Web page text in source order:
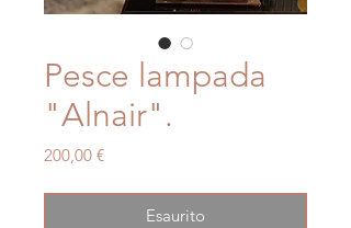
Pesce lampada
"Alnair".
200,00 €Prezzo
Esaurito